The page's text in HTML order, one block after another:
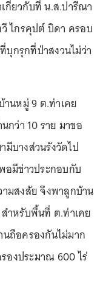
กี่ยวกับที่ น.ส.ปารีณา
ไกรคุปต์ บิดา ครอบ
บุกรุกที่ป่าสงวนไม่ว่า
นหมู่ 9 ต.ท่าเคย
กว่า 10 ราย มาขอ
บางส่วนรังวัดไป
อมีข่าวประกอบกับ
มสงสัย จึงพาลูกบ้าน
ำหรับพื้นที่ ต.ท่าเคย
ถือครองกันไม่มาก
องประมาณ 600 ไร่